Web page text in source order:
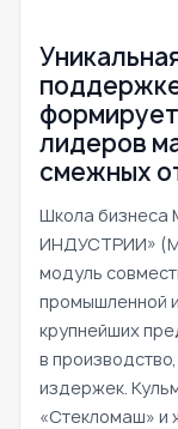
лидеров
смежных
Школа
ИНДУСТРИИ»
модуль
промышленной
крупнейших
в
издержек.
«Стекломаш» и